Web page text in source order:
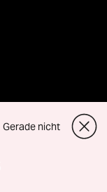
Gerade nicht